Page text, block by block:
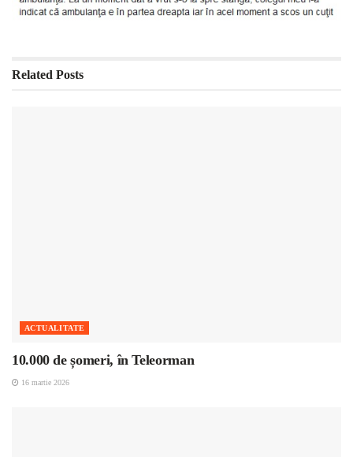
Related Posts
ACTUALITATE
10.000 de șomeri, în Teleorman
16 martie 2026